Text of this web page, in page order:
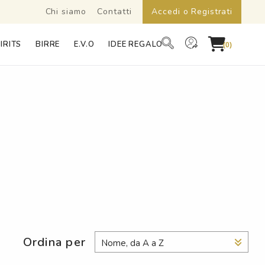
Chi siamo Contatti Accedi o Registrati
BIRRE E.V.O IDEE REGALO (0)
Ordina per Nome, da A a Z